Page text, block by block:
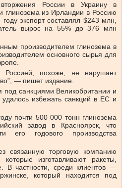
России в Украину в
глинозема из Ирландии в Россию
экспорт составлял $243 млн,
вырос на 55% до 376 млн
производителем глинозема в
основного сырья для
Россией, похоже, не нарушает
— пишет издание.
под санкциями Великобритании и
избежать санкций в ЕС и
почти 500 000 тонн глинозема
завод в Красноярск, что
его годового производства
связанную торговую компанию
изготавливают ракеты,
В частности, среди клиентов —
который находится под